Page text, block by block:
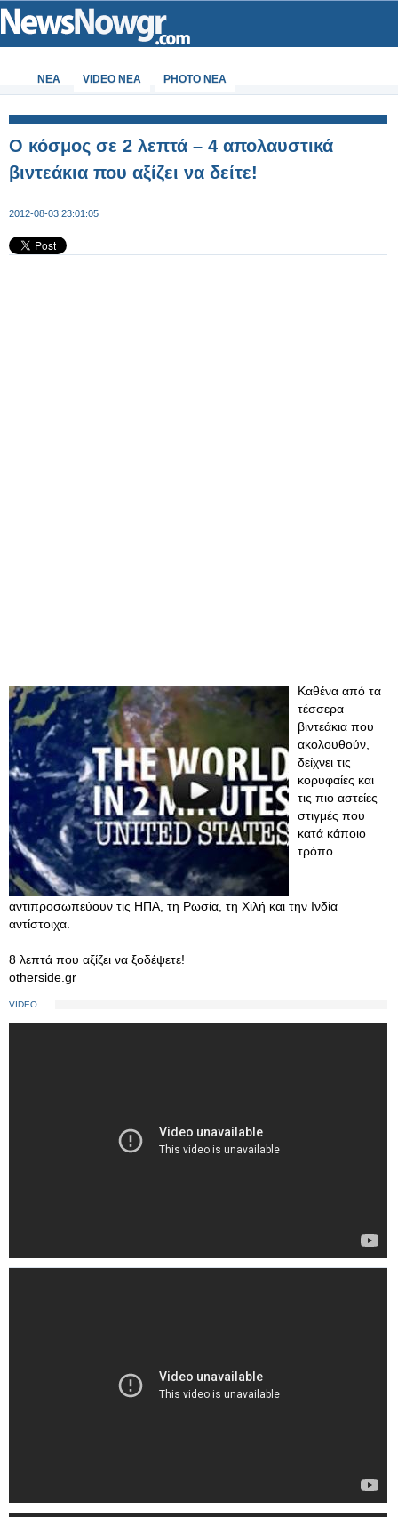
ΝΕΑ VIDEO NEA PHOTO NEA
Ο κόσμος σε 2 λεπτά – 4 απολαυστικά
βιντεάκια που αξίζει να δείτε!
2012-08-03 23:01:05
Καθένα από τα
τέσσερα
βιντεάκια που
ακολουθούν,
δείχνει τις
κορυφαίες και
τις πιο αστείες
στιγμές που
κατά κάποιο
τρόπο
αντιπροσωπεύουν τις ΗΠΑ, τη Ρωσία, τη Χιλή και την Ινδία
αντίστοιχα.
8 λεπτά που αξίζει να ξοδέψετε!
otherside.gr
VIDEO